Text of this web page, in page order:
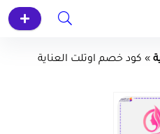
» كود خصم اوتلت العناية